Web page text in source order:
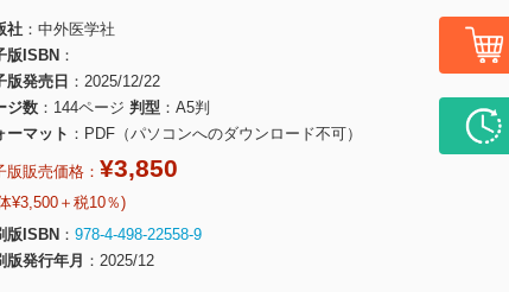
社
中外医学社
版ISBN
版発売日
2025/12/22
ジ数
144ページ 判型
A5判
ーマット
PDF（パソコンへのダウンロード不可）
版販売価格： ¥3,850
¥3,500＋税10％)
版ISBN
978-4-498-22558-9
版発行年月
2025/12